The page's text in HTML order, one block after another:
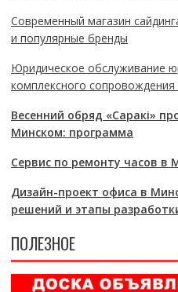
Современный магазин
и популярные бренды
Юридическое обслуживание
комплексного сопровождения
Весенний обряд «Саракі»
Минском: программа
Сервис по ремонту часов в
Дизайн-проект офиса в
решений и этапы
ПОЛЕЗНОЕ